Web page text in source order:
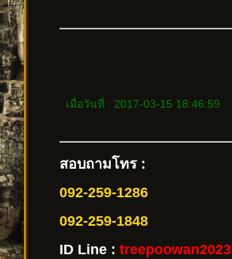
เมื่อวันที่ : 2017-03-15 18:46:59
สอบถามโทร :
092-259-1286
092-259-1848
ID Line : treepoowan2023